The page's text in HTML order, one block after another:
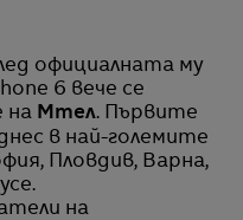
6 вече се
на Мтел. Първите
в най-големите
Пловдив, Варна,
на